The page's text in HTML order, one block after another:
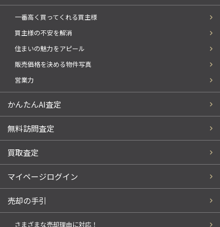
一番高く買ってくれる買主様
買主様の不安を解消
住まいの魅力をアピール
販売価格を決める物件写真
営業力
かんたんAI査定
無料訪問査定
買取査定
マイページログイン
売却の手引
さまざまな売却理由に対応！